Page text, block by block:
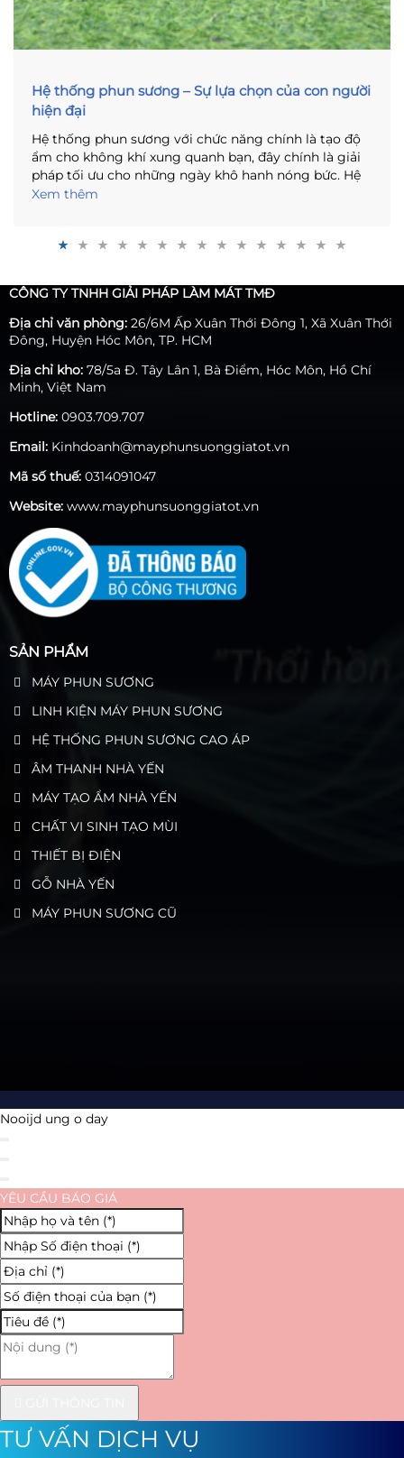
Hệ thống phun sương – Sự lựa chọn của con người
hiện đại
Hệ thống phun sương với chức năng chính là tạo độ
ẩm cho không khí xung quanh bạn, đây chính là giải
pháp tối ưu cho những ngày khô hanh nóng bức. Hệ
thống phun sương không chỉ có mục đích riêng là
rõ hơn về máy phun sương, bài viết ngay sau đây với
nhìn tổng quát về máy phun sương thế hệ mới.
Xem thêm
CÔNG TY TNHH GIẢI PHÁP LÀM MÁT TMĐ
Địa chỉ văn phòng: 26/6M Ấp Xuân Thới Đông 1, Xã Xuân Thới
Đông, Huyện Hóc Môn, TP. HCM
Địa chỉ kho: 78/5a Đ. Tây Lân 1, Bà Điểm, Hóc Môn, Hồ Chí
Minh, Việt Nam
Hotline: 0903.709.707
Email: Kinhdoanh@mayphunsuonggiatot.vn
Mã số thuế: 0314091047
Website: www.mayphunsuonggiatot.vn
SẢN PHẨM
MÁY PHUN SƯƠNG
LINH KIỆN MÁY PHUN SƯƠNG
HỆ THỐNG PHUN SƯƠNG CAO ÁP
ÂM THANH NHÀ YẾN
MÁY TẠO ẨM NHÀ YẾN
CHẤT VI SINH TẠO MÙI
THIẾT BỊ ĐIỆN
GỖ NHÀ YẾN
MÁY PHUN SƯƠNG CŨ
Nooijd ung o day
YÊU CẦU BÁO GIÁ
TƯ VẤN DỊCH VỤ